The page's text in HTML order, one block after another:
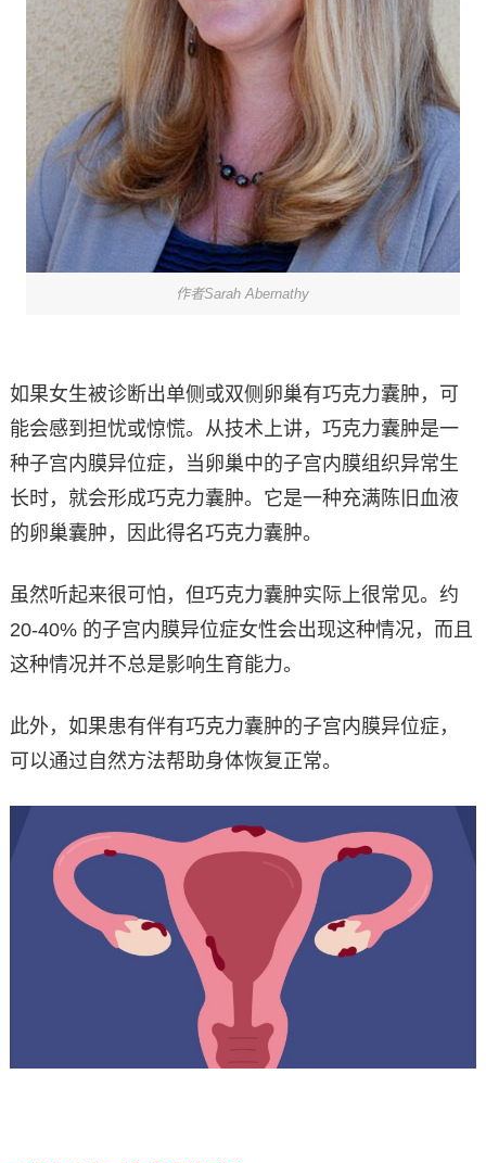
作者Sarah Abernathy
如果女生被诊断出单侧或双侧卵巢有巧克力囊肿，可
能会感到担忧或惊慌。从技术上讲，巧克力囊肿是一
种子宫内膜异位症，当卵巢中的子宫内膜组织异常生
长时，就会形成巧克力囊肿。它是一种充满陈旧血液
的卵巢囊肿，因此得名巧克力囊肿。
虽然听起来很可怕，但巧克力囊肿实际上很常见。约
20-40% 的子宫内膜异位症女性会出现这种情况，而且
这种情况并不总是影响生育能力。
此外，如果患有伴有巧克力囊肿的子宫内膜异位症，
可以通过自然方法帮助身体恢复正常。